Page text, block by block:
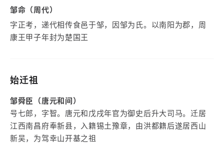
邹命（周代）
字正考，递代相传食邑于邹，因邹为氏。以南阳为郡，周
康王甲子年封为楚国王
始迁祖
邹舜臣（唐元和间）
号七郎，字智。唐元和戊戌年官为御史后升大司马。迁居
江西南昌府奉新县，入籍锡土豫章，由洪都籍后遂居西山
新吴，为驾幸山开基之祖